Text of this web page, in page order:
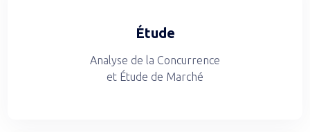
Étude
Analyse de la Concurrence
et Étude de Marché